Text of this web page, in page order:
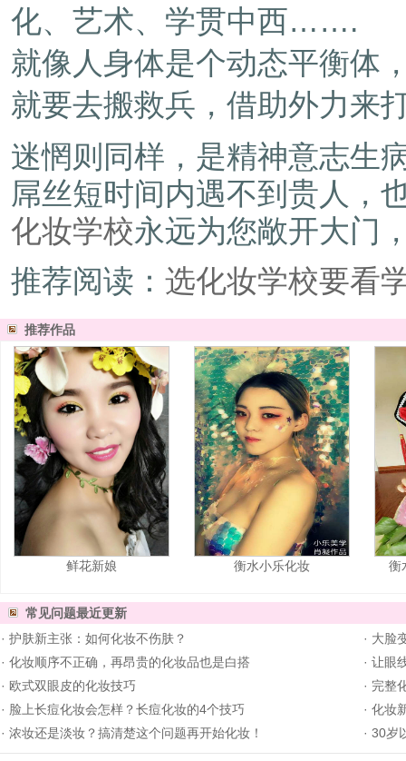
化、艺术、学贯中西…….
就像人身体是个动态平衡体
就要去搬救兵，借助外力来
迷惘则同样，是精神意志生
屌丝短时间内遇不到贵人，
化妆学校永远为您敞开大门
推荐阅读： 选化妆学校要看
推荐作品
鲜花新娘 衡水小乐化妆 衡
常见问题最近更新
· 护肤新主张：如何化妆不伤肤？ · 大脸
· 化妆顺序不正确，再昂贵的化妆品也是白搭 · 让眼
· 欧式双眼皮的化妆技巧 · 完整
· 脸上长痘化妆会怎样？长痘化妆的4个技巧 · 化妆
· 浓妆还是淡妆？搞清楚这个问题再开始化妆！ · 30岁